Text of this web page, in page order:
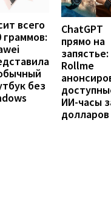
всего
граммов:
без
ChatGPT
прямо на
запястье:
Rollme
ИИ-часы
долларов